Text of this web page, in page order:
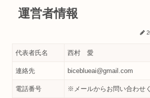
運営者情報
代表者氏名 西村 愛
連絡先 biceblueai@gmail.com
電話番号 ※メールからお問い合わせ